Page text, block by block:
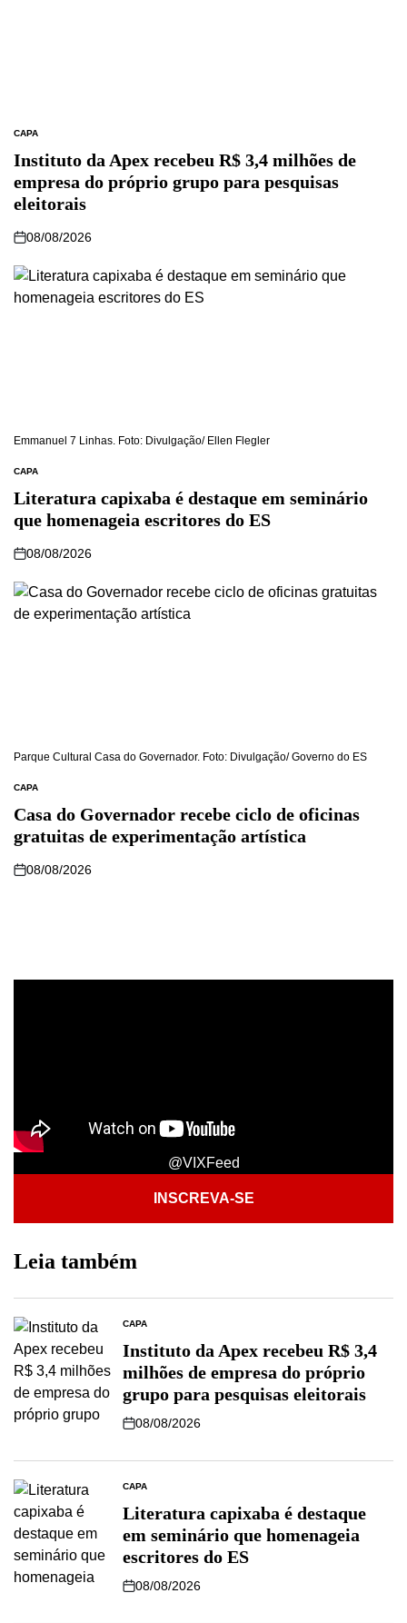
CAPA
Instituto da Apex recebeu R$ 3,4 milhões de
empresa do próprio grupo para pesquisas
eleitorais
08/08/2026
Emmanuel 7 Linhas. Foto: Divulgação/ Ellen Flegler
CAPA
Literatura capixaba é destaque em seminário
que homenageia escritores do ES
08/08/2026
Parque Cultural Casa do Governador. Foto: Divulgação/ Governo do ES
CAPA
Casa do Governador recebe ciclo de oficinas
gratuitas de experimentação artística
08/08/2026
@VIXFeed
INSCREVA-SE
Leia também
CAPA
Instituto da Apex recebeu R$ 3,4
milhões de empresa do próprio
grupo para pesquisas eleitorais
08/08/2026
CAPA
Literatura capixaba é destaque
em seminário que homenageia
escritores do ES
08/08/2026